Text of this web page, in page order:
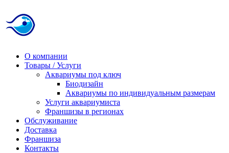
О компании
Товары / Услуги
Аквариумы под ключ
Биодизайн
Аквариумы по индивидуальным размерам
Услуги аквариумиста
Франшизы в регионах
Обслуживание
Доставка
Франшиза
Контакты